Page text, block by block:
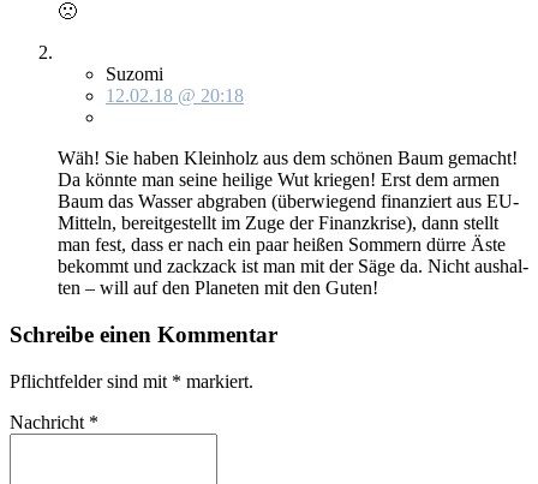
🙁
Suzomi
12.02.18 @ 20:18
Wäh! Sie ha­ben Klein­holz aus dem schö­nen Baum ge­macht!
Da könn­te man sei­ne hei­li­ge Wut krie­gen! Erst dem ar­men
Baum das Was­ser ab­gra­ben (über­wie­gend fi­nan­ziert aus EU-
Mit­teln, be­reit­ge­stellt im Zu­ge der Fi­nanz­kri­se), dann stellt
man fest, dass er nach ein paar hei­ßen Som­mern dür­re Äs­te
be­kommt und zack­zack ist man mit der Sä­ge da. Nicht aus­hal­
ten – will auf den Pla­ne­ten mit den Gu­ten!
Schreibe einen Kommentar
Pflichtfelder sind mit * markiert.
Nachricht *